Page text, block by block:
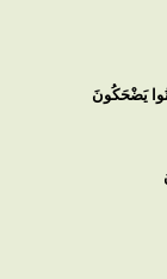
يَضْحَكُونَ